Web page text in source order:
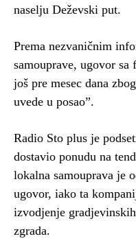
naselju Deževski put.
Prema nezvaničnim
samouprave, ugovor
još pre mesec dana
uvede u posao”.
Radio Sto plus je
dostavio ponudu na
lokalna samouprava je
ugovor, iako ta
izvodjenje
zgrada.